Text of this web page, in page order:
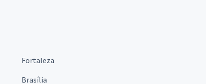
Fortaleza
Brasília